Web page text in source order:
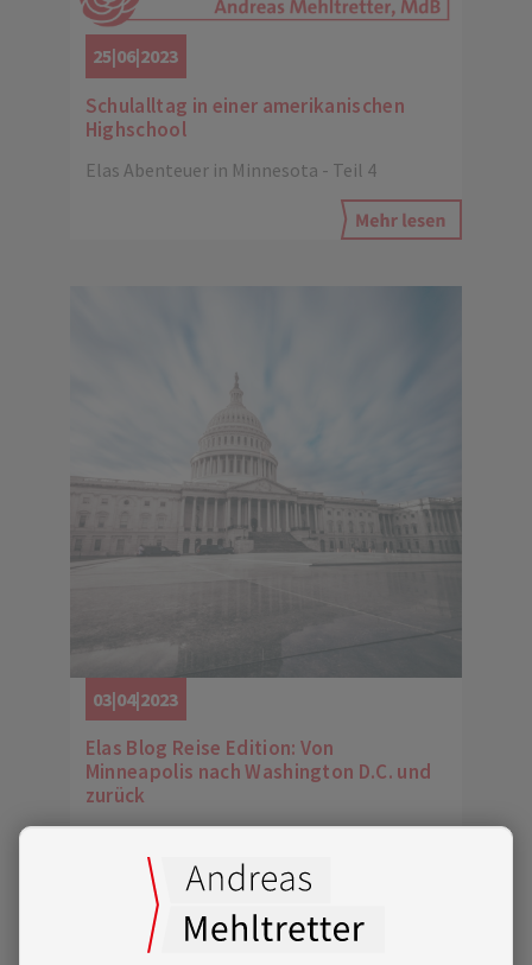
25|06|2023
Schulalltag in einer amerikanischen
Highschool
Elas Abenteuer in Minnesota - Teil 4
03|04|2023
Elas Blog Reise Edition: Von
Minneapolis nach Washington D.C. und
zurück